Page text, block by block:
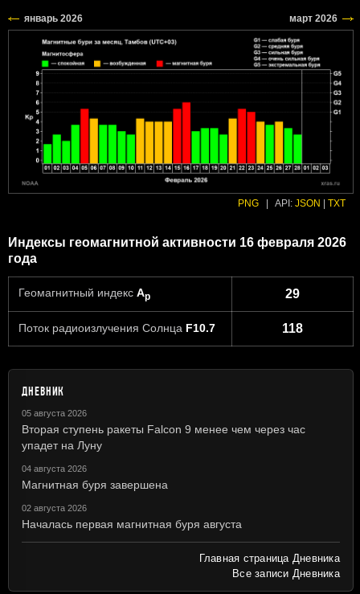
PNG API: JSON TXT
Индексы геомагнитной активности 16 февраля 2026
года
Геомагнитный индекс Ap 29
Поток радиоизлучения Солнца F10.7 118
ДНЕВНИК
05 августа 2026
Вторая ступень ракеты Falcon 9 менее чем через час
упадет на Луну
04 августа 2026
Магнитная буря завершена
02 августа 2026
Началась первая магнитная буря августа
Главная страница Дневника
Все записи Дневника